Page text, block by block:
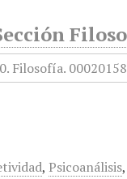
, Psicoanálisis,